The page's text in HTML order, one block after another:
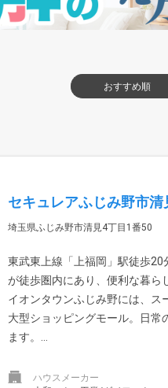
おすすめ順
セキュレアふじみ野市
埼玉県ふじみ野市清見4丁目1番50
東武東上線「上福岡」駅徒歩
が徒歩圏内にあり、便利な暮ら
イオンタウンふじみ野には、ス
大型ショッピングモール。日常
ます。...
ハウスメーカー